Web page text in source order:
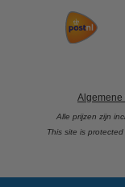
Algemene
Alle prijzen zijn
This site is